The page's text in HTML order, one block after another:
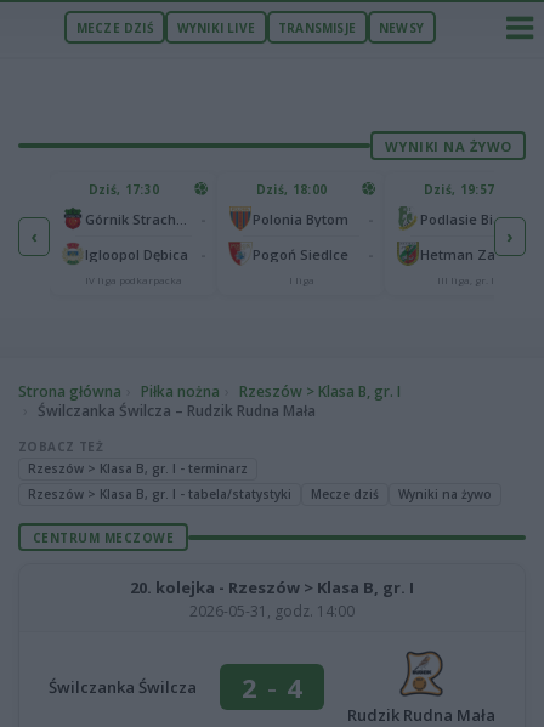
MECZE DZIŚ WYNIKI LIVE TRANSMISJE NEWSY
WYNIKI NA ŻYWO
‹
65
25
Dziś, 17:30
Igloopol Dębica
IV liga podkarpacka
Dziś, 18:00
Polonia Bytom
Pogoń Siedlce
I liga
Dziś, 19:57
Podlasie Biała Podlaska
Hetman Zamość
III liga, gr. IV
›
Strona główna Piłka nożna
Rzeszów > Klasa B, gr. I
Świlczanka Świlcza – Rudzik Rudna Mała
ZOBACZ TEŻ
Rzeszów > Klasa B, gr. I - terminarz
Rzeszów > Klasa B, gr. I - tabela/statystyki
Mecze dziś Wyniki na żywo
CENTRUM MECZOWE
20. kolejka - Rzeszów > Klasa B, gr. I
2026-05-31, godz. 14:00
Świlczanka Świlcza 2 - 4
Rudzik Rudna Mała